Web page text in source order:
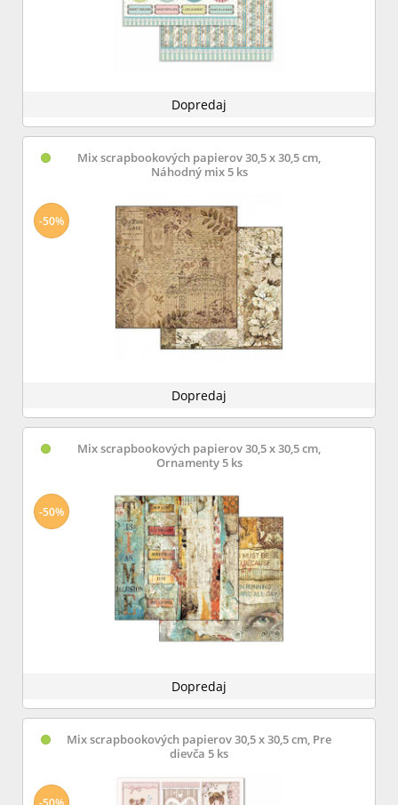
Dopredaj
Mix scrapbookových papierov 30,5 x 30,5 cm,
Náhodný mix 5 ks
Dopredaj
-50%
Mix scrapbookových papierov 30,5 x 30,5 cm,
Ornamenty 5 ks
Dopredaj
-50%
Mix scrapbookových papierov 30,5 x 30,5 cm, Pre
dievča 5 ks